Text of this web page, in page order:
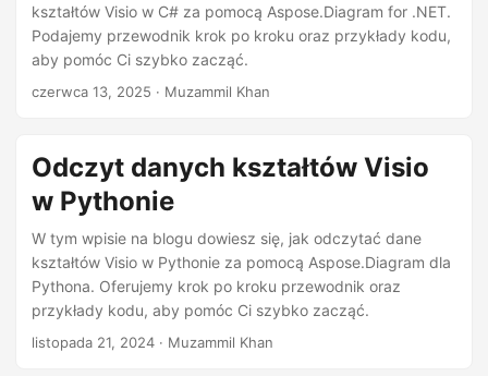
kształtów Visio w C# za pomocą Aspose.Diagram for .NET.
Podajemy przewodnik krok po kroku oraz przykłady kodu,
aby pomóc Ci szybko zacząć.
czerwca 13, 2025 · Muzammil Khan
Odczyt danych kształtów Visio
w Pythonie
W tym wpisie na blogu dowiesz się, jak odczytać dane
kształtów Visio w Pythonie za pomocą Aspose.Diagram dla
Pythona. Oferujemy krok po kroku przewodnik oraz
przykłady kodu, aby pomóc Ci szybko zacząć.
listopada 21, 2024 · Muzammil Khan